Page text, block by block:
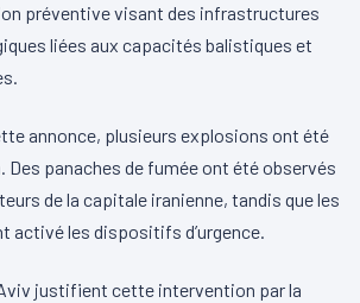
préventive visant des infrastructures
liées aux capacités balistiques et
annonce, plusieurs explosions ont été
Des panaches de fumée ont été observés
de la capitale iranienne, tandis que les
activé les dispositifs d’urgence.
justifient cette intervention par la